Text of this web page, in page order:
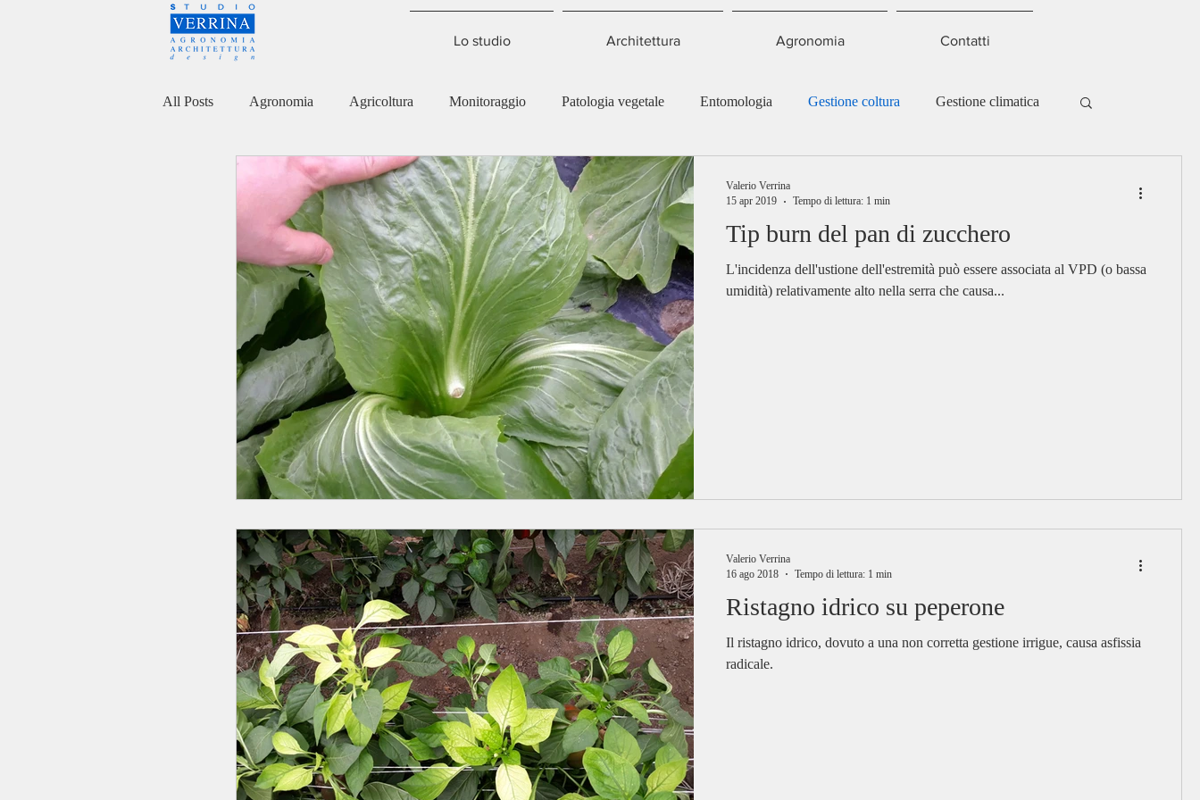
Lo studio Architettura Agronomia Contatti
All Posts Agronomia Agricoltura Monitoraggio Patologia vegetale Entomologia Gestione coltura Gestione climatica
Tip burn del pan di zucchero
L'incidenza dell'ustione dell'estremità può essere associata al VPD (o bassa
umidità) relativamente alto nella serra che causa...
Valerio Verrina
15 apr 2019
Tempo di lettura: 1 min
Ristagno idrico su peperone
Il ristagno idrico, dovuto a una non corretta gestione irrigue, causa asfissia
radicale.
Valerio Verrina
16 ago 2018
Tempo di lettura: 1 min